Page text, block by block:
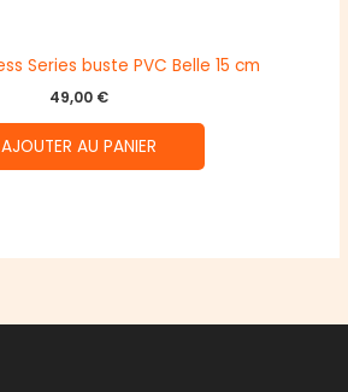
Series buste PVC Belle 15 cm
49,00 €
AJOUTER AU PANIER